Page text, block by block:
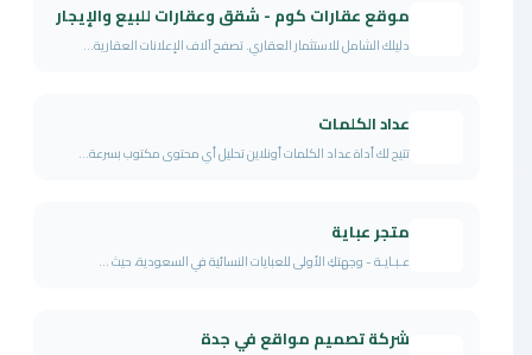
موقع عقارات كوم - شقق وعقارات للبيع والإيجار
دليلك الشامل للاستثمار العقاري. تصفح آلاف الإعلانات العقارية...
عداد الكلمات
تتيح لك أداة عداد الكلمات أونلاين تحليل أي محتوى مكتوب بسرعة...
متجر عباية
عـبـايـة - وجهتكِ الأولى للعبايات النسائية في السعودية، حيث ...
شركة تصميم مواقع في جدة